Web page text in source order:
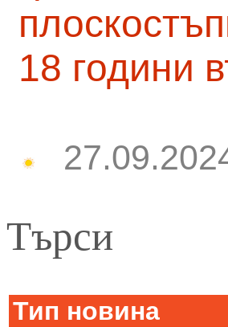
18 години
Търси
Тип новина